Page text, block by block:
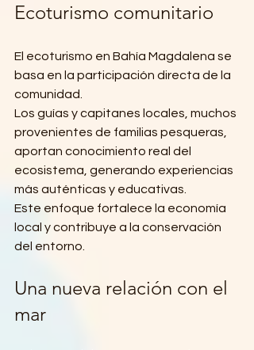
Ecoturismo comunitario
El ecoturismo en Bahía Magdalena se
basa en la participación directa de la
comunidad.
Los guías y capitanes locales, muchos
provenientes de familias pesqueras,
aportan conocimiento real del
ecosistema, generando experiencias
más auténticas y educativas.
Este enfoque fortalece la economía
local y contribuye a la conservación
del entorno.
Una nueva relación con el
mar